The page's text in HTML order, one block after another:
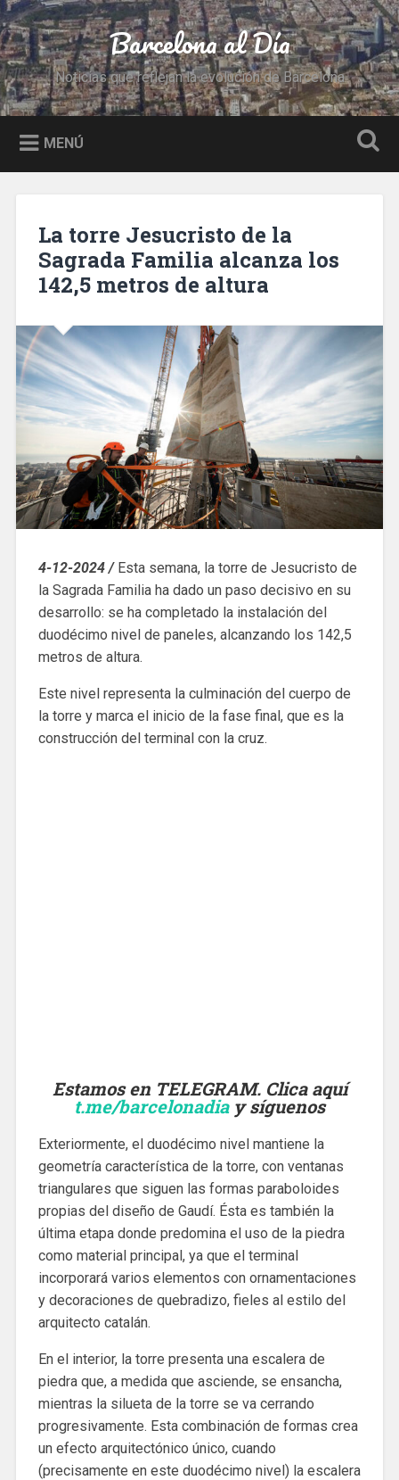
Saltar
al
contenido
Buscar Barcelona al Día
Noticias que reflejan la evolución de Barcelona
MENÚ
La torre Jesucristo de la
Sagrada Familia alcanza los
142,5 metros de altura
4-12-2024 /Esta semana, la torre de Jesucristo de
la Sagrada Familia ha dado un paso decisivo en su
desarrollo: se ha completado la instalación del
duodécimo nivel de paneles, alcanzando los 142,5
metros de altura.
Este nivel representa la culminación del cuerpo de
la torre y marca el inicio de la fase final, que es la
construcción del terminal con la cruz.
Estamos en TELEGRAM. Clica aquí
t.me/barcelonadia y síguenos
Exteriormente, el duodécimo nivel mantiene la
geometría característica de la torre, con ventanas
triangulares que siguen las formas paraboloides
propias del diseño de Gaudí. Ésta es también la
última etapa donde predomina el uso de la piedra
como material principal, ya que el terminal
incorporará varios elementos con ornamentaciones
y decoraciones de quebradizo, fieles al estilo del
arquitecto catalán.
En el interior, la torre presenta una escalera de
piedra que, a medida que asciende, se ensancha,
mientras la silueta de la torre se va cerrando
progresivamente. Esta combinación de formas crea
un efecto arquitectónico único, cuando
(precisamente en este duodécimo nivel) la escalera